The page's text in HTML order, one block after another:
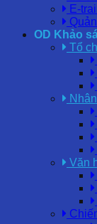
E-
OD Khảo
Tổ
Văn